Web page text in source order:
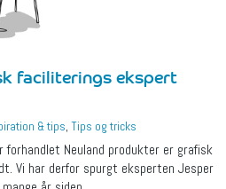
faciliterings ekspert
& tips, Tips og tricks
forhandlet Neuland produkter er grafisk
Vi har derfor spurgt eksperten Jesper